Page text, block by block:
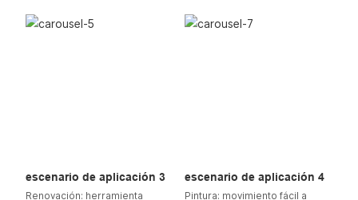
escenario de aplicación 3
Renovación: herramienta
escenario de aplicación 4
Pintura: movimiento fácil a